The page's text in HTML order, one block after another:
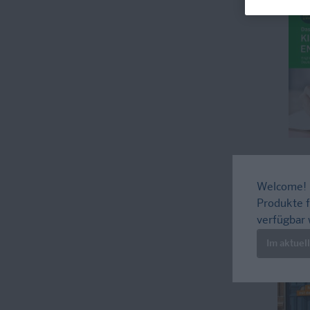
Welcome!
Produkte
verfügbar
Im